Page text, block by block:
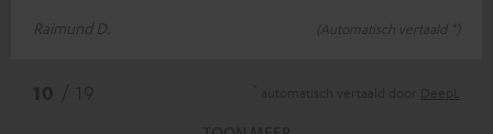
Raimund D.
(Automatisch vertaald *)